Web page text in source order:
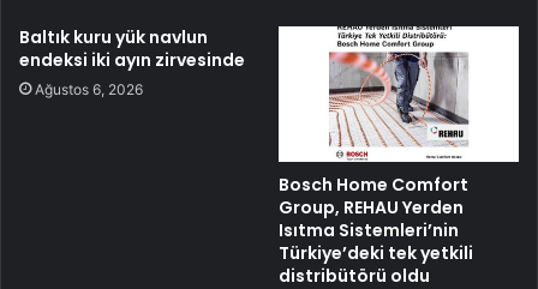
Baltık kuru yük navlun
endeksi iki ayın zirvesinde
Ağustos 6, 2026
Bosch Home Comfort
Group, REHAU Yerden
Isıtma Sistemleri’nin
Türkiye’deki tek yetkili
distribütörü oldu